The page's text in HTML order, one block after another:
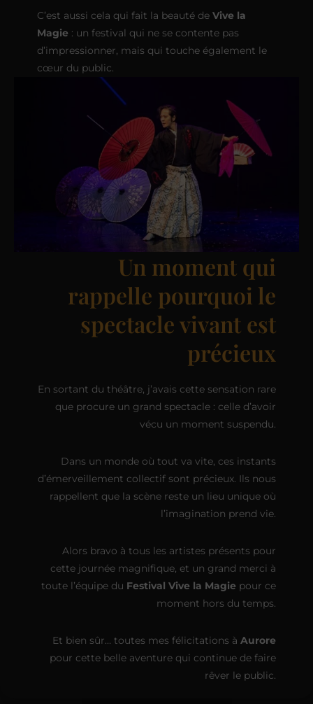
C’est aussi cela qui fait la beauté de Vive la
Magie : un festival qui ne se contente pas
d’impressionner, mais qui touche également le
cœur du public.
Un moment qui
rappelle pourquoi le
spectacle vivant est
précieux
En sortant du théâtre, j’avais cette sensation rare
que procure un grand spectacle : celle d’avoir
vécu un moment suspendu.
Dans un monde où tout va vite, ces instants
d’émerveillement collectif sont précieux. Ils nous
rappellent que la scène reste un lieu unique où
l’imagination prend vie.
Alors bravo à tous les artistes présents pour
cette journée magnifique, et un grand merci à
toute l’équipe du Festival Vive la Magie pour ce
moment hors du temps.
Et bien sûr… toutes mes félicitations àAurore
pour cette belle aventure qui continue de faire
rêver le public.